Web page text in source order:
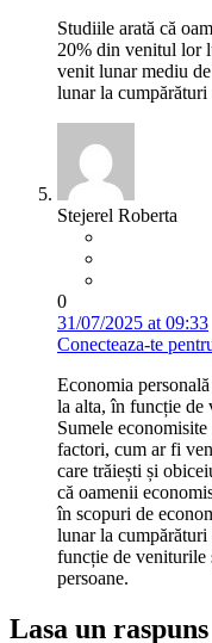
Studiile arată că
20% din venitul lor
venit lunar mediu
lunar la
Stejerel Roberta
0
31/07/2025 at 09:33
Conecteaza-te
Economia
la alta, în funcție de
Sumele
factori, cum ar fi
care trăiești și
că oamenii
în scopuri de
lunar la
funcție de veniturile
persoane.
Lasa un raspuns